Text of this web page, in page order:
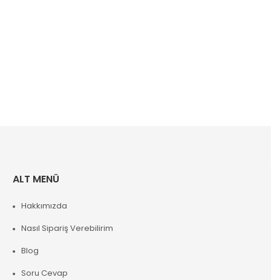
ALT MENÜ
Hakkımızda
Nasıl Sipariş Verebilirim
Blog
Soru Cevap